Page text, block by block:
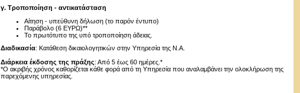
γ. Τροποποίηση - αντικατάσταση
Αίτηση - υπεύθυνη δήλωση (το παρόν έντυπο)
Παράβολο (6 ΕΥΡΩ)**
Το πρωτότυπο της υπό τροποποίηση άδειας.
Διαδικασία: Κατάθεση δικαιολογητικών στην Υπηρεσία της Ν.Α.
Διάρκεια έκδοσης της πράξης: Από 5 έως 60 ημέρες.*
*O ακριβής χρόνος καθορίζεται κάθε φορά από τη Υπηρεσία που αναλαμβάνει την ολοκλήρωση της
παρεχόμενης υπηρεσίας.